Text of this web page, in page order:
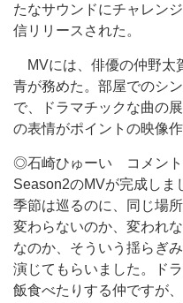
たなサウンドにチャレン
信リリースされた。
MVには、俳優の仲野太
青が務めた。部屋でのシ
で、ドラマチックな曲の
の表情がポイントの映像
◎石崎ひゅーい コメント
Season2のMVが完成しま
季節は巡るのに、同じ場
変わらないのか、変われ
なのか、そういう揺らぎ
演じてもらいました。ド
飯食べたりする仲ですが